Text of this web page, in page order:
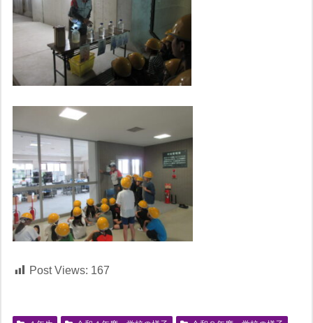
Post Views: 167